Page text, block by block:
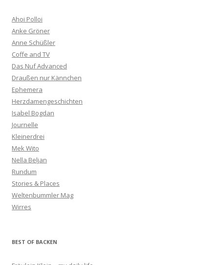
Ahoi Polloi
Anke Gröner
Anne Schüßler
Coffe and TV
Das Nuf Advanced
Draußen nur Kännchen
Ephemera
Herzdamengeschichten
Isabel Bogdan
Journelle
Kleinerdrei
Mek Wito
Nella Beljan
Rundum
Stories & Places
Weltenbummler Mag
Wirres
BEST OF BACKEN